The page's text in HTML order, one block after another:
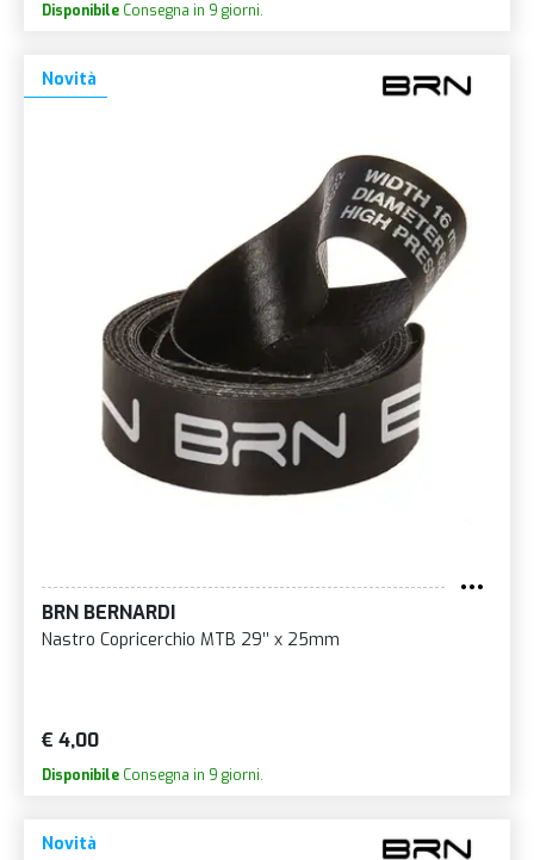
Disponibile Consegna in 9 giorni.
Novità
BRN BERNARDI
Nastro Copricerchio MTB 29’’ x 25mm
€ 4,00
Disponibile Consegna in 9 giorni.
Novità